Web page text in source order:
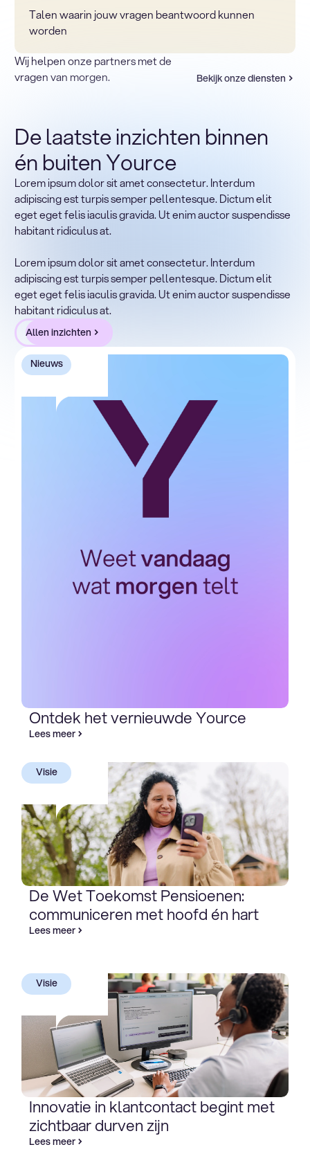
Talen waarin jouw vragen beantwoord kunnen
worden
Wij helpen onze partners met de
vragen van morgen.
Bekijk onze diensten
Terug naar sectoren
Heading
Lorem ipsum dolor sit amet, consectetur adipiscing elit.
Suspendisse varius enim in eros elementum tristique.
Duis cursus, mi quis viverra ornare, eros dolor interdum
nulla, ut commodo diam libero vitae erat. Aenean
faucibus nibh et justo cursus id rutrum lorem imperdiet.
Nunc ut sem vitae risus tristique posuere.
De laatste inzichten binnen
én buiten Yource
Lorem ipsum dolor sit amet consectetur. Interdum
adipiscing est turpis semper pellentesque. Dictum elit
eget eget felis iaculis gravida. Ut enim auctor suspendisse
habitant ridiculus at.
Lorem ipsum dolor sit amet consectetur. Interdum
adipiscing est turpis semper pellentesque. Dictum elit
eget eget felis iaculis gravida. Ut enim auctor suspendisse
habitant ridiculus at.
Allen inzichten
Nieuws
Ontdek het vernieuwde Yource
Lees meer
Visie
De Wet Toekomst Pensioenen:
communiceren met hoofd én hart
Lees meer
Visie
Innovatie in klantcontact begint met
zichtbaar durven zijn
Lees meer